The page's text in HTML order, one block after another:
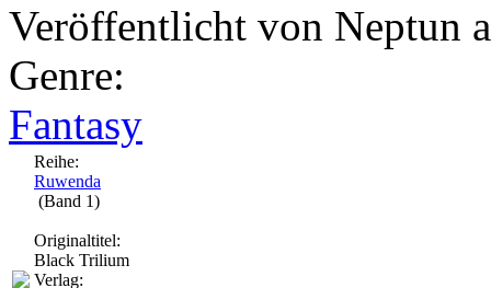
Veröffentlicht von Neptun
Genre:
Fantasy
Reihe:
Ruwenda
(Band 1)
Originaltitel:
Black Trilium
Verlag: